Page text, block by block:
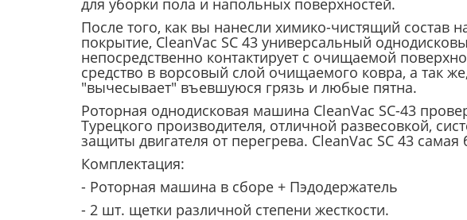
для уборки пола и напольных поверхностей.
После того, как вы нанесли химико-чистящий
покрытие, CleanVac SC 43 универсальный
непосредственно контактирует с очищаемой
средство в ворсовый слой очищаемого ковра, а так
"вычесывает" въевшуюся грязь и любые пятна.
Роторная однодисковая машина CleanVac SC-43
Турецкого производителя, отличной развесовкой,
защиты двигателя от перегрева. CleanVac SC 43
Комплектация:
- Роторная машина в сборе + Пэдодержатель
- 2 шт. щетки различной степени жесткости.